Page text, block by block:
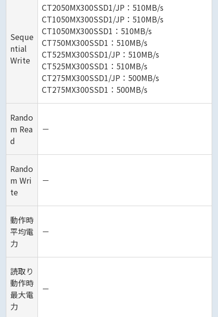
Seque
ntial
Write
CT2050MX300SSD1/JP：510MB/s
CT1050MX300SSD1/JP：510MB/s
CT1050MX300SSD1：510MB/s
CT750MX300SSD1：510MB/s
CT525MX300SSD1/JP：510MB/s
CT525MX300SSD1：510MB/s
CT275MX300SSD1/JP：500MB/s
CT275MX300SSD1：500MB/s
Rando
m Rea
d
－
Rando
m Wri
te
－
動作時
平均電
力
－
読取り
動作時
最大電
力
－